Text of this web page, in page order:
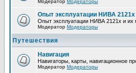
Модератор Модераторы
Опыт эксплуатации НИВА 2121х
Опыт эксплуатации НИВА 2121х и их
Модератор Модераторы
Путешествия
Навигация
Навигаторы, карты, навигационное
Модератор Модераторы